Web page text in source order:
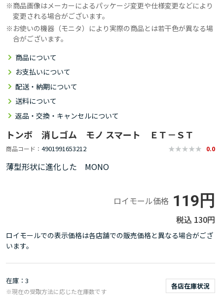
商品画像はメーカーによるパッケージ変更や仕様変更などにより
変更される場合がございます。
お使いの機器（モニタ）により実際の商品とは若干色が異なる場
合がございます。
商品について
お支払いについて
配送・納期について
送料について
返品・交換・キャンセルについて
トンボ 消しゴム モノ スマート ＥＴ－ＳＴ
商品コード 4901991653212 0.0
薄型形状に進化した MONO
ロイモール価格 119円
130円
ロイモールでの表示価格は各店舗での販売価格と異なる場合がござ
います。
在庫 3
各店在庫状況
※現在の受取方法に応じた在庫数です